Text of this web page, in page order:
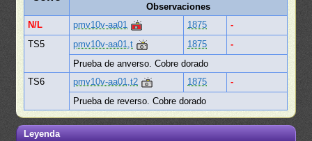
Observaciones
N/L
pmv10v-aa01 1875
-
TS5
pmv10v-aa01,t 1875
-
Prueba de anverso. Cobre dorado
TS6
pmv10v-aa01,t2 1875
-
Prueba de reverso. Cobre dorado
Leyenda